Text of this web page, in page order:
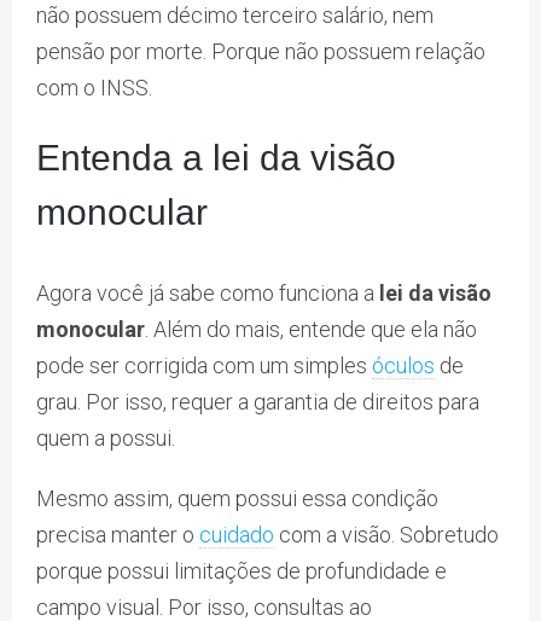
não possuem décimo terceiro salário, nem
pensão por morte. Porque não possuem relação
com o INSS.
Entenda a lei da visão
monocular
Agora você já sabe como funciona a lei da visão
monocular . Além do mais, entende que ela não
pode ser corrigida com um simples óculos de
grau. Por isso, requer a garantia de direitos para
quem a possui.
Mesmo assim, quem possui essa condição
precisa manter o cuidado com a visão. Sobretudo
porque possui limitações de profundidade e
campo visual. Por isso, consultas ao